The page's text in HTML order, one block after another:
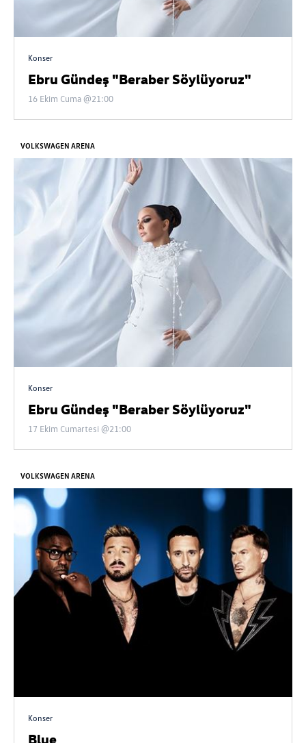
Konser
Ebru Gündeş "Beraber Söylüyoruz"
16 Ekim Cuma @21:00
VOLKSWAGEN ARENA
Konser
Ebru Gündeş "Beraber Söylüyoruz"
17 Ekim Cumartesi @21:00
VOLKSWAGEN ARENA
Konser
Blue